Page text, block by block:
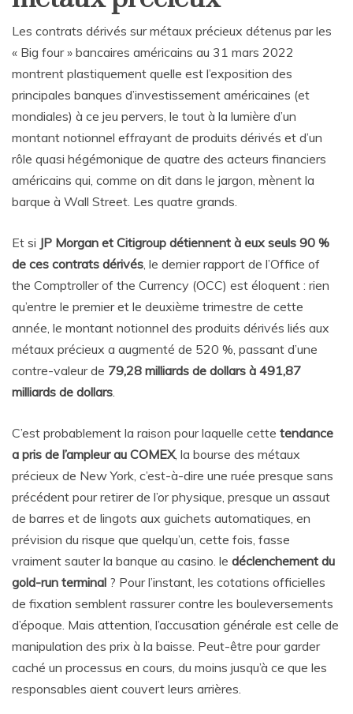
Les contrats dérivés sur métaux précieux détenus par les
« Big four » bancaires américains au 31 mars 2022
montrent plastiquement quelle est l’exposition des
principales banques d’investissement américaines (et
mondiales) à ce jeu pervers, le tout à la lumière d’un
montant notionnel effrayant de produits dérivés et d’un
rôle quasi hégémonique de quatre des acteurs financiers
américains qui, comme on dit dans le jargon, mènent la
barque à Wall Street. Les quatre grands.
Et si JP Morgan et Citigroup détiennent à eux seuls 90 %
de ces contrats dérivés, le dernier rapport de l’Office of
the Comptroller of the Currency (OCC) est éloquent : rien
qu’entre le premier et le deuxième trimestre de cette
année, le montant notionnel des produits dérivés liés aux
métaux précieux a augmenté de 520 %, passant d’une
contre-valeur de 79,28 milliards de dollars à 491,87
milliards de dollars.
C’est probablement la raison pour laquelle cette tendance
a pris de l’ampleur au COMEX, la bourse des métaux
précieux de New York, c’est-à-dire une ruée presque sans
précédent pour retirer de l’or physique, presque un assaut
de barres et de lingots aux guichets automatiques, en
prévision du risque que quelqu’un, cette fois, fasse
vraiment sauter la banque au casino. le déclenchement du
gold-run terminal ? Pour l’instant, les cotations officielles
de fixation semblent rassurer contre les bouleversements
d’époque. Mais attention, l’accusation générale est celle de
manipulation des prix à la baisse. Peut-être pour garder
caché un processus en cours, du moins jusqu’à ce que les
responsables aient couvert leurs arrières.